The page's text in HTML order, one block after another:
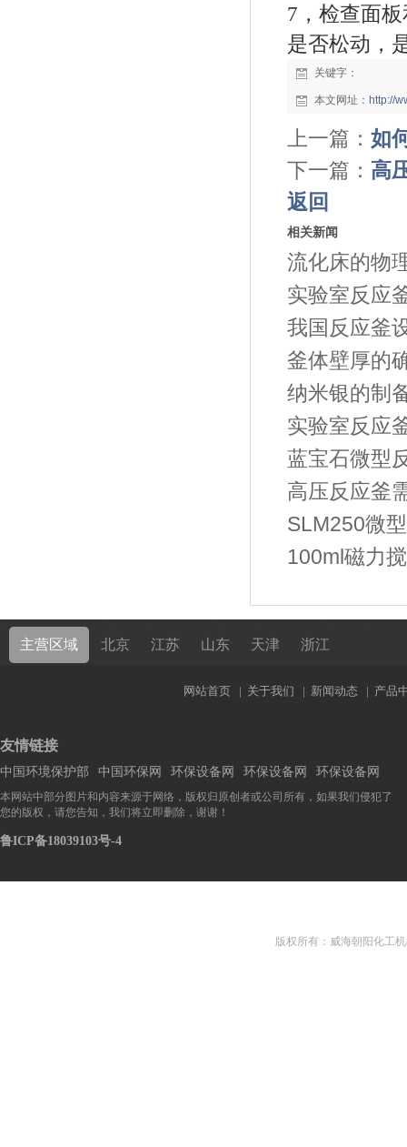
7，检查面
是否松动，
关键字：
本文网址： http://
上一篇： 如
下一篇： 高
返回
相关新闻
流化床的物
实验室反应
我国反应釜
釜体壁厚的
纳米银的制
实验室反应
蓝宝石微型
高压反应釜
SLM250微
100ml磁力
主营区域 北京 江苏 山东 天津 浙江
网站首页 | 关于我们 | 新闻动态 | 产品
友情链接
中国环境保护部 中国环保网 环保设备网 环保设备网 环保设备网
本网站中部分图片和内容来源于网络，版权归原创者或公司所有，如果我们侵犯了
您的版权，请您告知，我们将立即删除，谢谢！
鲁ICP备18039103号-4
版权所有：威海朝阳化工